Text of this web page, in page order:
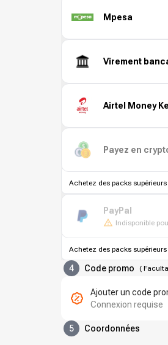
Mpesa
Virement
Airtel Money
Payez en
Achetez des packs
PayPal
Indisponible
Achetez des packs
4 Code promo (
Ajouter un code
Connexion requise
5 Coordonnées